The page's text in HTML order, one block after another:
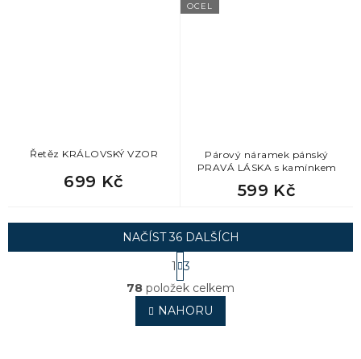
Řetěz KRÁLOVSKÝ VZOR
699 Kč
OCEL
Párový náramek pánský
PRAVÁ LÁSKA s kamínkem
599 Kč
O
v
l
á
NAČÍST 36 DALŠÍCH
S
t
r
á
n
k
1
3
78 položek celkem
NAHORU